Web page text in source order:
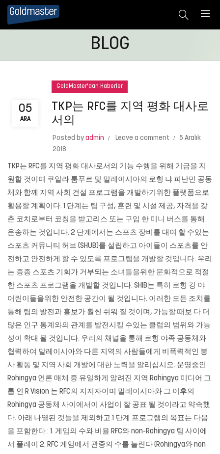
BLOG
05
ARA
GoldMaster'dan Haberler
TKP는 RFC를 지역 평화 대사로
서의
Posted by admin Leave a comment
5 Aralık
2018
TKP는 RFC를 지역 평화 대사로서의 기능 수행을 위해 기금을 지
원할 것이며 쿠알라 룸푸르 및 말레이시아의 로힝 냐 피난민 공동
체와 함께 지역 사회 건설 프로그램을 개발하기위한 플랫폼으로
활용할 계획이다. 1 단계는 팀 구성, 훈련 및 시설 제공, 자격을 갖
춘 코치로부터 코칭을 받고리스 또는 구입 한 미니 버스를 통해
운송하는 것입니다. 2 단계에서는 스포츠 장비를 대여 할 수있는
스포츠 커뮤니티 허브 (SHUB)를 설립하고 아이들이 스포츠를 안
전하고 안전하게 할 수 있도록 프로그램을 개발할 것입니다. 우리
는 종종 스포츠 기회가 거부되는 소녀들을위한 문화적으로 적절
한 스포츠 프로그램을 개발할 것입니다. SHIB는 특히 로힝 깅 야
어린이들을위한 안전한 공간이 될 것입니다. 이러한 모든 조치를
통해 팀의 발전과 홍보가 훨씬 쉬워 질 것이며, 가능할 때보 다 더
많은 인구 통계와의 관계를 발전시킬 수있는 클럽의 범위와 가능
성이 확대 될 것입니다. 우리의 채널을 통해 로힝 야족 공동체와
협력하여 말레이시아와 다른 지역의 사람들에게 비폭력적인 봉
사 활동 및 지역 사회 개발에 대한 노력을 알리십시오. 운영중인
Rohingya 언론 매체 중 유일하게 알려진 지역 Rohingya 미디어 그
룹 인 R Vision 는 RFC의 지지자이며 말레이시아와 그 이후의
Rohingya 공동체 사이에서이 사업이 잘 공표 될 것이라고 약속했
다. 아래 나열된 것들을 제외하고 1 단계 프로그램의 목표는 다음
을 포함한다 : 1. 게임의 수와 비율 RFC와 non-Rohingya 팀 사이에
서 플레이 2. RFC 게임에서 관중의 수를 늘린다 (Rohingya와 non